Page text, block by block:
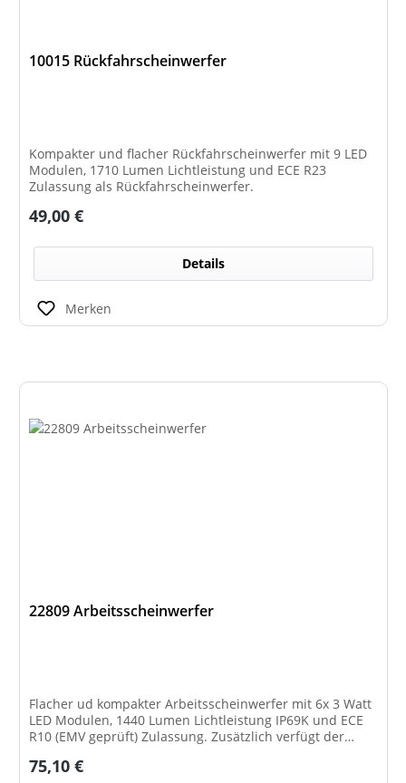
10015 Rückfahrscheinwerfer
Kompakter und flacher Rückfahrscheinwerfer mit 9 LED
Modulen, 1710 Lumen Lichtleistung und ECE R23
Zulassung als Rückfahrscheinwerfer.
Regulärer Preis:
49,00 €
Details
Merken
22809 Arbeitsscheinwerfer
Flacher ud kompakter Arbeitsscheinwerfer mit 6x 3 Watt
LED Modulen, 1440 Lumen Lichtleistung IP69K und ECE
R10 (EMV geprüft) Zulassung. Zusätzlich verfügt der
somit als Rückfahrscheinwerfer im Geltungsbereich der
Regulärer Preis:
75,10 €